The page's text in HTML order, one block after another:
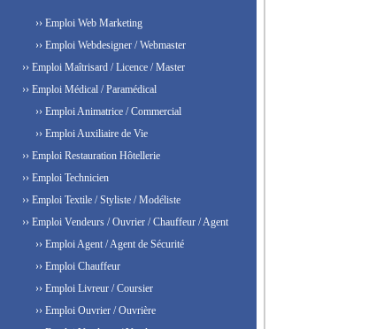
›› Emploi Web Marketing
›› Emploi Webdesigner / Webmaster
›› Emploi Maîtrisard / Licence / Master
›› Emploi Médical / Paramédical
›› Emploi Animatrice / Commercial
›› Emploi Auxiliaire de Vie
›› Emploi Restauration Hôtellerie
›› Emploi Technicien
›› Emploi Textile / Styliste / Modéliste
›› Emploi Vendeurs / Ouvrier / Chauffeur / Agent
›› Emploi Agent / Agent de Sécurité
›› Emploi Chauffeur
›› Emploi Livreur / Coursier
›› Emploi Ouvrier / Ouvrière